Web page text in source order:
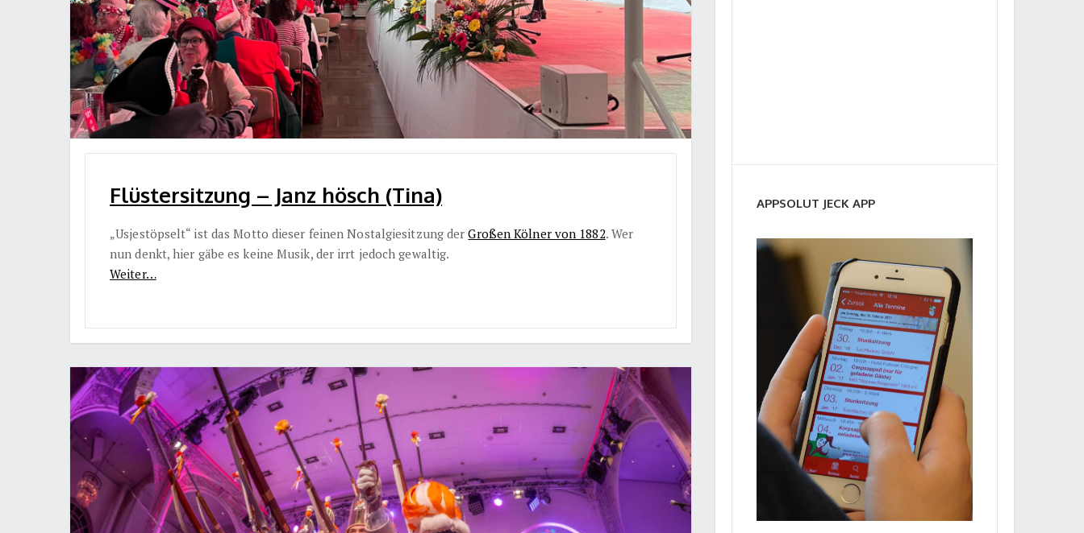
Flüstersitzung – Janz hösch (Tina)
„Usjestöpselt“ ist das Motto dieser feinen Nostalgiesitzung derGroßen Kölner von 1882. Wer
nun denkt, hier gäbe es keine Musik, der irrt jedoch gewaltig.
Weiter…
APPSOLUT JECK APP